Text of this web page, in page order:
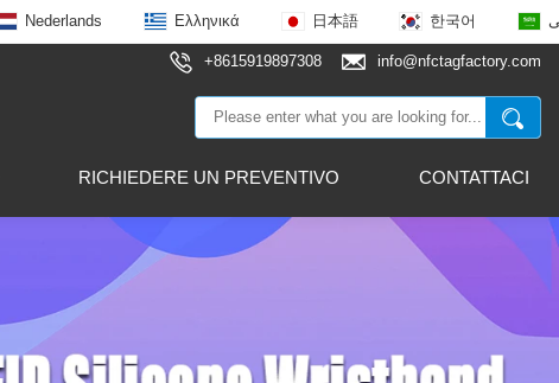
Nederlands Ελληνικά 日本語 한국어
+8615919897308 info@nfctagfactory.com
RICHIEDERE UN PREVENTIVO CONTATTACI